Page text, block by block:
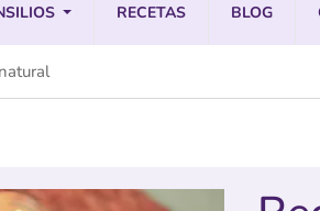
RECETAS BLOG